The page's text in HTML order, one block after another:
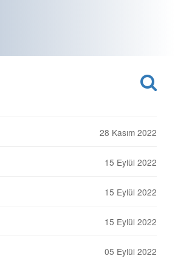
28 Kasım 2022
15 Eylül 2022
15 Eylül 2022
15 Eylül 2022
05 Eylül 2022